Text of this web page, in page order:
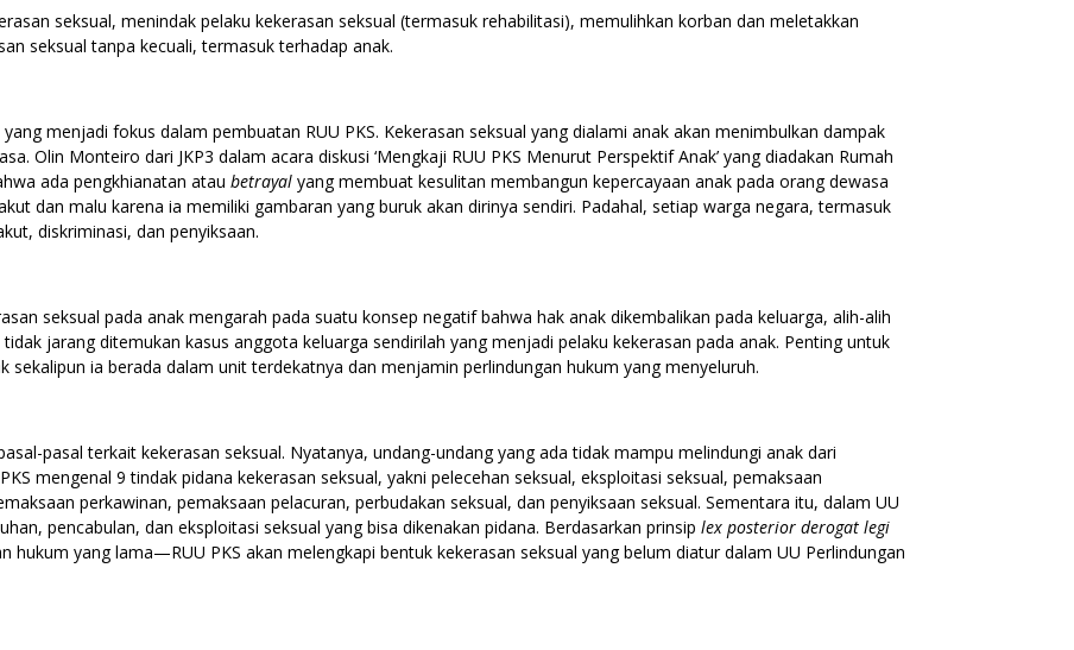
seksual, menindak pelaku kekerasan seksual (termasuk rehabilitasi), memulihkan korban dan meletakkan
seksual tanpa kecuali, termasuk terhadap anak.
menjadi fokus dalam pembuatan RUU PKS. Kekerasan seksual yang dialami anak akan menimbulkan dampak
Olin Monteiro dari JKP3 dalam acara diskusi ‘Mengkaji RUU PKS Menurut Perspektif Anak’ yang diadakan Rumah
ada pengkhianatan atau betrayalyang membuat kesulitan membangun kepercayaan anak pada orang dewasa
dan malu karena ia memiliki gambaran yang buruk akan dirinya sendiri. Padahal, setiap warga negara, termasuk
diskriminasi, dan penyiksaan.
seksual pada anak mengarah pada suatu konsep negatif bahwa hak anak dikembalikan pada keluarga, alih-alih
jarang ditemukan kasus anggota keluarga sendirilah yang menjadi pelaku kekerasan pada anak. Penting untuk
sekalipun ia berada dalam unit terdekatnya dan menjamin perlindungan hukum yang menyeluruh.
pasal terkait kekerasan seksual. Nyatanya, undang-undang yang ada tidak mampu melindungi anak dari
mengenal 9 tindak pidana kekerasan seksual, yakni pelecehan seksual, eksploitasi seksual, pemaksaan
perkawinan, pemaksaan pelacuran, perbudakan seksual, dan penyiksaan seksual. Sementara itu, dalam UU
pencabulan, dan eksploitasi seksual yang bisa dikenakan pidana. Berdasarkan prinsip lex posterior derogat legi
yang lama—RUU PKS akan melengkapi bentuk kekerasan seksual yang belum diatur dalam UU Perlindungan